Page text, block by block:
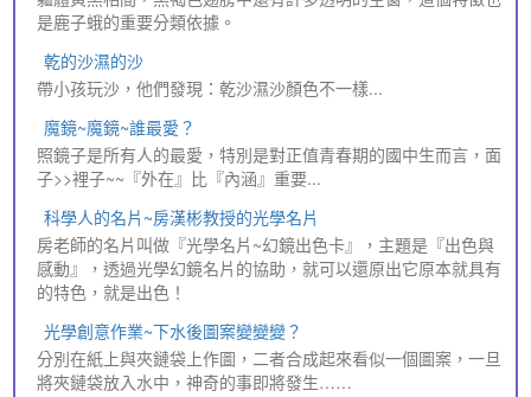
是鹿子蛾的重要分類依據。
乾的沙濕的沙
帶小孩玩沙，他們發現：乾沙濕沙顏色不一樣...
魔鏡~魔鏡~誰最愛？
照鏡子是所有人的最愛，特別是對正值青春期的國中生而言，面
子>>裡子~~『外在』比『內涵』重要...
科學人的名片~房漢彬教授的光學名片
房老師的名片叫做『光學名片~幻鏡出色卡』，主題是『出色與
感動』，透過光學幻鏡名片的協助，就可以還原出它原本就具有
的特色，就是出色！
光學創意作業~下水後圖案變變變？
分別在紙上與夾鏈袋上作圖，二者合成起來看似一個圖案，一旦
將夾鏈袋放入水中，神奇的事即將發生……